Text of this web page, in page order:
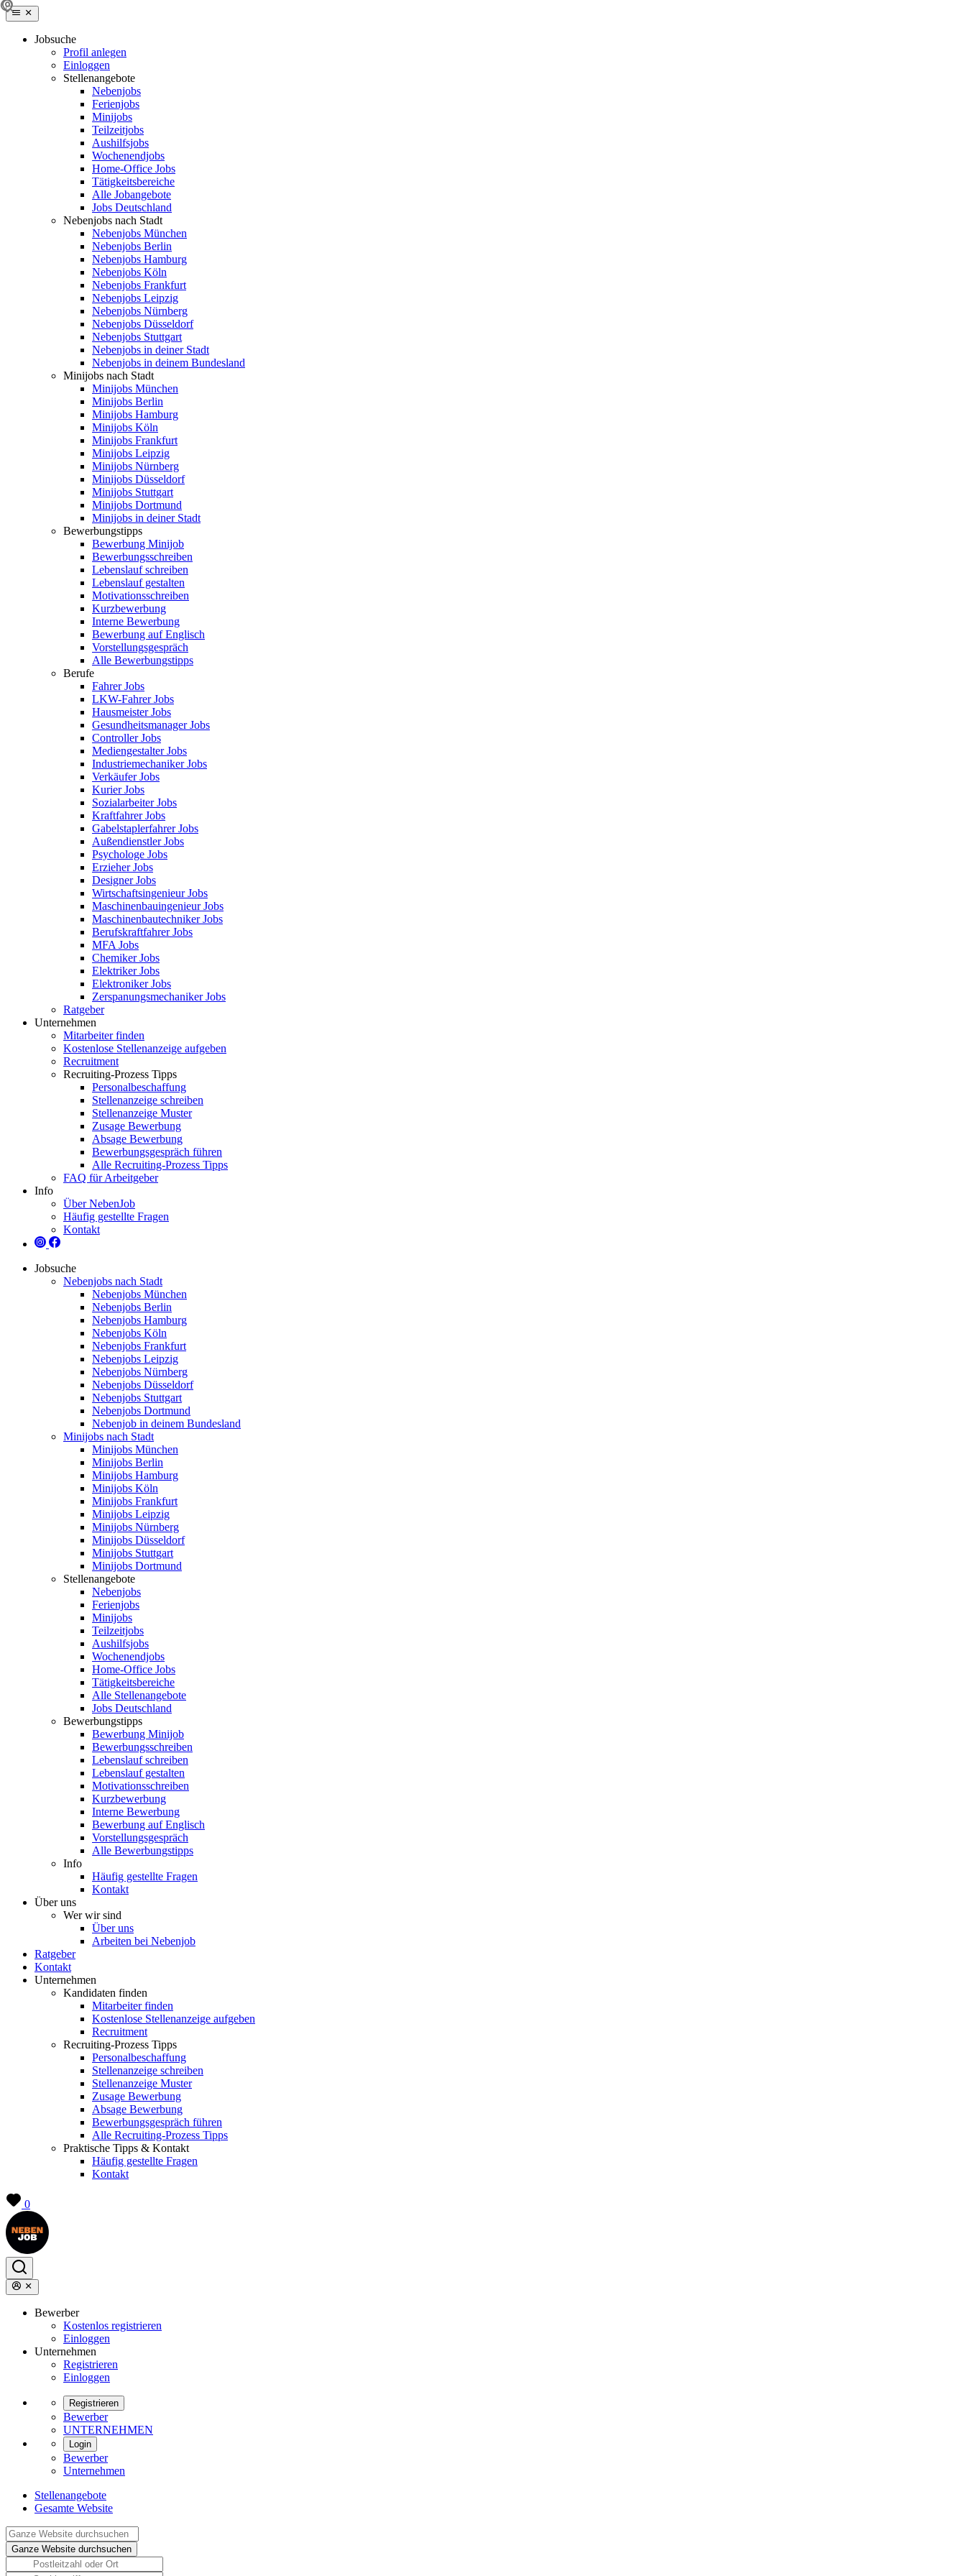
Jobsuche
Profil anlegen
Einloggen
Stellenangebote
Nebenjobs
Ferienjobs
Minijobs
Teilzeitjobs
Aushilfsjobs
Wochenendjobs
Home-Office Jobs
Tätigkeitsbereiche
Alle Jobangebote
Jobs Deutschland
Nebenjobs nach Stadt
Nebenjobs München
Nebenjobs Berlin
Nebenjobs Hamburg
Nebenjobs Köln
Nebenjobs Frankfurt
Nebenjobs Leipzig
Nebenjobs Nürnberg
Nebenjobs Düsseldorf
Nebenjobs Stuttgart
Nebenjobs in deiner Stadt
Nebenjobs in deinem Bundesland
Minijobs nach Stadt
Minijobs München
Minijobs Berlin
Minijobs Hamburg
Minijobs Köln
Minijobs Frankfurt
Minijobs Leipzig
Minijobs Nürnberg
Minijobs Düsseldorf
Minijobs Stuttgart
Minijobs Dortmund
Minijobs in deiner Stadt
Bewerbungstipps
Bewerbung Minijob
Bewerbungsschreiben
Lebenslauf schreiben
Lebenslauf gestalten
Motivationsschreiben
Kurzbewerbung
Interne Bewerbung
Bewerbung auf Englisch
Vorstellungsgespräch
Alle Bewerbungstipps
Berufe
Fahrer Jobs
LKW-Fahrer Jobs
Hausmeister Jobs
Gesundheitsmanager Jobs
Controller Jobs
Mediengestalter Jobs
Industriemechaniker Jobs
Verkäufer Jobs
Kurier Jobs
Sozialarbeiter Jobs
Kraftfahrer Jobs
Gabelstaplerfahrer Jobs
Außendienstler Jobs
Psychologe Jobs
Erzieher Jobs
Designer Jobs
Wirtschaftsingenieur Jobs
Maschinenbauingenieur Jobs
Maschinenbautechniker Jobs
Berufskraftfahrer Jobs
MFA Jobs
Chemiker Jobs
Elektriker Jobs
Elektroniker Jobs
Zerspanungsmechaniker Jobs
Ratgeber
Unternehmen
Mitarbeiter finden
Kostenlose Stellenanzeige aufgeben
Recruitment
Recruiting-Prozess Tipps
Personalbeschaffung
Stellenanzeige schreiben
Stellenanzeige Muster
Zusage Bewerbung
Absage Bewerbung
Bewerbungsgespräch führen
Alle Recruiting-Prozess Tipps
FAQ für Arbeitgeber
Info
Über NebenJob
Häufig gestellte Fragen
Kontakt
Jobsuche
Nebenjobs nach Stadt
Nebenjobs München
Nebenjobs Berlin
Nebenjobs Hamburg
Nebenjobs Köln
Nebenjobs Frankfurt
Nebenjobs Leipzig
Nebenjobs Nürnberg
Nebenjobs Düsseldorf
Nebenjobs Stuttgart
Nebenjobs Dortmund
Nebenjob in deinem Bundesland
Minijobs nach Stadt
Minijobs München
Minijobs Berlin
Minijobs Hamburg
Minijobs Köln
Minijobs Frankfurt
Minijobs Leipzig
Minijobs Nürnberg
Minijobs Düsseldorf
Minijobs Stuttgart
Minijobs Dortmund
Stellenangebote
Nebenjobs
Ferienjobs
Minijobs
Teilzeitjobs
Aushilfsjobs
Wochenendjobs
Home-Office Jobs
Tätigkeitsbereiche
Alle Stellenangebote
Jobs Deutschland
Bewerbungstipps
Bewerbung Minijob
Bewerbungsschreiben
Lebenslauf schreiben
Lebenslauf gestalten
Motivationsschreiben
Kurzbewerbung
Interne Bewerbung
Bewerbung auf Englisch
Vorstellungsgespräch
Alle Bewerbungstipps
Info
Häufig gestellte Fragen
Kontakt
Über uns
Wer wir sind
Über uns
Arbeiten bei Nebenjob
Ratgeber
Kontakt
Unternehmen
Kandidaten finden
Mitarbeiter finden
Kostenlose Stellenanzeige aufgeben
Recruitment
Recruiting-Prozess Tipps
Personalbeschaffung
Stellenanzeige schreiben
Stellenanzeige Muster
Zusage Bewerbung
Absage Bewerbung
Bewerbungsgespräch führen
Alle Recruiting-Prozess Tipps
Praktische Tipps & Kontakt
Häufig gestellte Fragen
Kontakt
0
Bewerber
Kostenlos registrieren
Einloggen
Unternehmen
Registrieren
Einloggen
Registrieren
Bewerber
UNTERNEHMEN
Login
Bewerber
Unternehmen
Stellenangebote
Gesamte Website